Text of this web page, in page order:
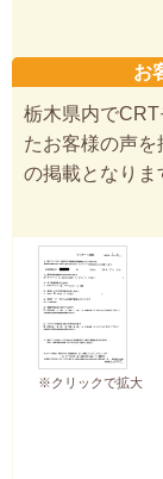
お
栃木県内で
たお客様の声
の掲載となりま
※クリックで拡大